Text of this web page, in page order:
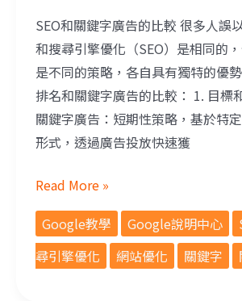
SEO和關鍵字廣告的比較 很多人誤
和搜尋引擎優化（SEO）是相同的
是不同的策略，各自具有獨特的優
排名和關鍵字廣告的比較： 1. 目標
關鍵字廣告：短期性策略，基於特
形式，透過廣告投放快速獲
Read More »
Google教學
Google說明中心
尋引擎優化
網站優化 關鍵字